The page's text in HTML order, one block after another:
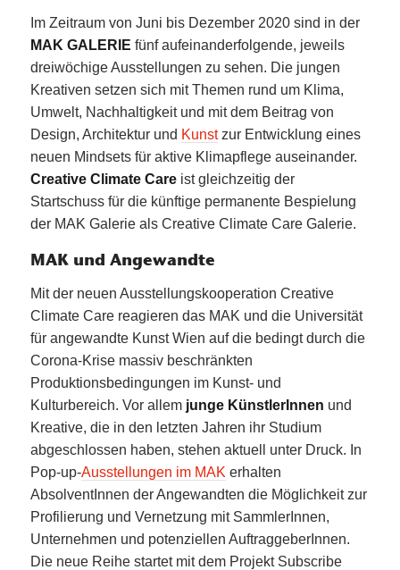
Im Zeitraum von Juni bis Dezember 2020 sind in der
MAK GALERIE fünf aufeinanderfolgende, jeweils
dreiwöchige Ausstellungen zu sehen. Die jungen
Kreativen setzen sich mit Themen rund um Klima,
Umwelt, Nachhaltigkeit und mit dem Beitrag von
Design, Architektur und Kunstzur Entwicklung eines
neuen Mindsets für aktive Klimapflege auseinander.
Creative Climate Careist gleichzeitig der
Startschuss für die künftige permanente Bespielung
der MAK Galerie als Creative Climate Care Galerie.
MAK und Angewandte
Mit der neuen Ausstellungskooperation Creative
Climate Care reagieren das MAK und die Universität
für angewandte Kunst Wien auf die bedingt durch die
Corona-Krise massiv beschränkten
Produktionsbedingungen im Kunst- und
Kulturbereich. Vor allem junge KünstlerInnen und
Kreative, die in den letzten Jahren ihr Studium
abgeschlossen haben, stehen aktuell unter Druck. In
Pop-up-Ausstellungen im MAK erhalten
AbsolventInnen der Angewandten die Möglichkeit zur
Profilierung und Vernetzung mit SammlerInnen,
Unternehmen und potenziellen AuftraggeberInnen.
Die neue Reihe startet mit dem Projekt Subscribe